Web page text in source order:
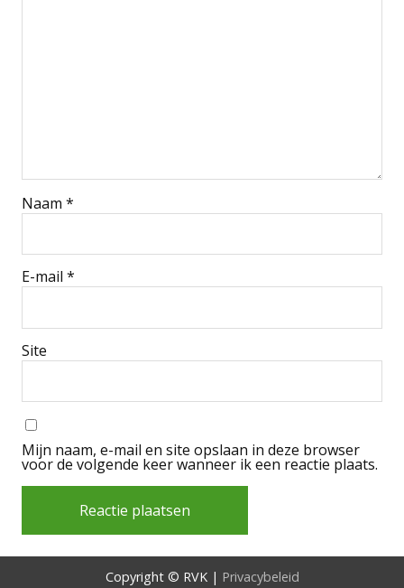
Naam *
E-mail *
Site
Mijn naam, e-mail en site opslaan in deze browser
voor de volgende keer wanneer ik een reactie plaats.
Copyright © RVK | Privacybeleid